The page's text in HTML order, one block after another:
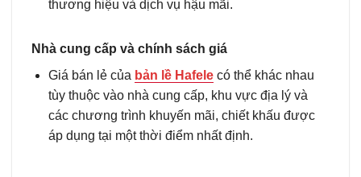
thương hiệu và dịch vụ hậu mãi.
Nhà cung cấp và chính sách giá
Giá bán lẻ của bản lề Hafelecó thể khác nhau
tùy thuộc vào nhà cung cấp, khu vực địa lý và
các chương trình khuyến mãi, chiết khấu được
áp dụng tại một thời điểm nhất định.